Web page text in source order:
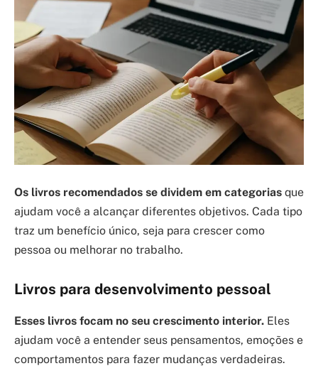
Os livros recomendados se dividem em categorias que
ajudam você a alcançar diferentes objetivos. Cada tipo
traz um benefício único, seja para crescer como
pessoa ou melhorar no trabalho.
Livros para desenvolvimento pessoal
Esses livros focam no seu crescimento interior. Eles
ajudam você a entender seus pensamentos, emoções e
comportamentos para fazer mudanças verdadeiras.